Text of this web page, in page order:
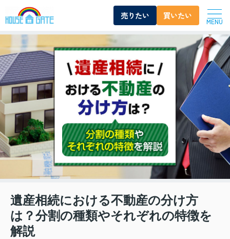
売りたい 買いたい
MENU
遺産相続における不動産の分け方
は？分割の種類やそれぞれの特徴を
解説